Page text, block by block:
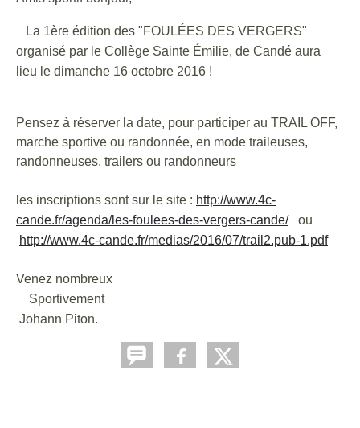
La 1ère édition des "FOULÉES DES VERGERS"
organisé par le Collège Sainte Émilie, de Candé aura
lieu le dimanche 16 octobre 2016 !
Pensez à réserver la date, pour participer au TRAIL OFF,
marche sportive ou randonnée, en mode traileuses,
randonneuses, trailers ou randonneurs
les inscriptions sont sur le site : http://www.4c-
cande.fr/agenda/les-foulees-des-vergers-cande/
ou
http://www.4c-cande.fr/medias/2016/07/trail2.pub-1.pdf
Venez nombreux
Sportivement
Johann Piton.